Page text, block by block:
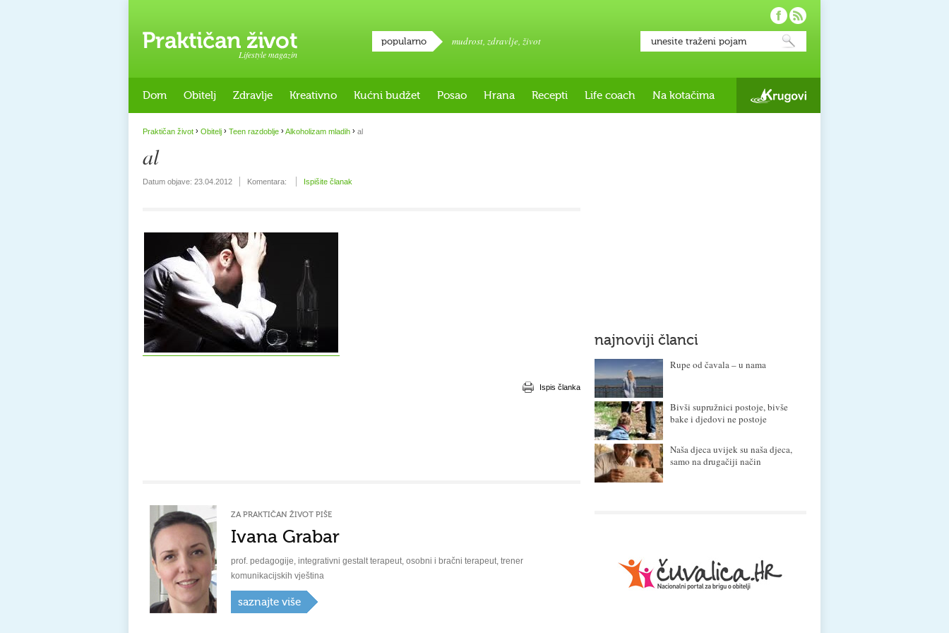
Lifestyle magazin
popularno mudrost, zdravlje, život
Dom Obitelj Zdravlje Kreativno Kućni budžet Posao Hrana Recepti Life coach Na kotačima
Praktičan život › Obitelj › Teen razdoblje ›Alkoholizam mladih › al
al
Datum objave: 23.04.2012 Komentara: Ispišite članak
Ispis članka
ZA PRAKTIČAN ŽIVOT PIŠE
Ivana Grabar
prof. pedagogije, integrativni gestalt terapeut, osobni i bračni terapeut, trener
komunikacijskih vještina
saznajte više
najnoviji članci
Rupe od čavala – u nama
Bivši supružnici postoje, bivše
bake i djedovi ne postoje
Naša djeca uvijek su naša djeca,
samo na drugačiji način